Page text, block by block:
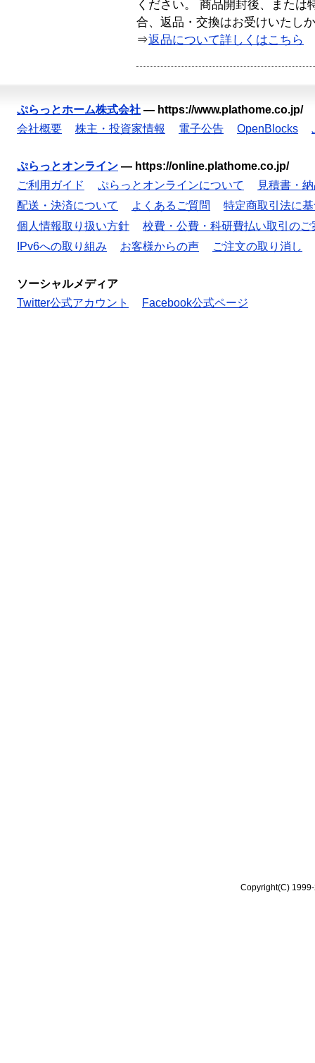
ください。 商品開封後、または
合、返品・交換はお受けいたし
⇒返品について詳しくはこちら
ぷらっとホーム株式会社 — https://www.plathome.co.jp/
会社概要
株主・投資家情報 電子公告 OpenBlocks
ぷらっとオンライン — https://online.plathome.co.jp/
ご利用ガイド
ぷらっとオンラインについて
見積書・
配送・決済について
よくあるご質問
特定商取引法に
個人情報取り扱い方針
校費・公費・科研費払い取引のご
IPv6への取り組み
お客様からの声 ご注文の取り消し
ソーシャルメディア
Twitter公式アカウント
Facebook公式ページ
Copyright(C)